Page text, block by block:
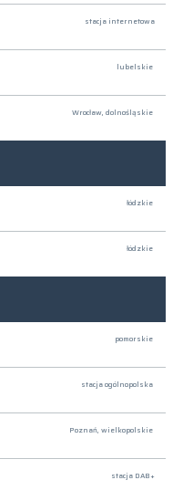
stacja internetowa
lubelskie
Wrocław, dolnośląskie
łódzkie
łódzkie
pomorskie
stacja ogólnopolska
Poznań, wielkopolskie
stacja DAB+